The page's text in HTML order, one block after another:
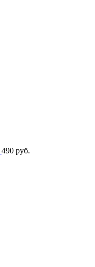
490 руб.